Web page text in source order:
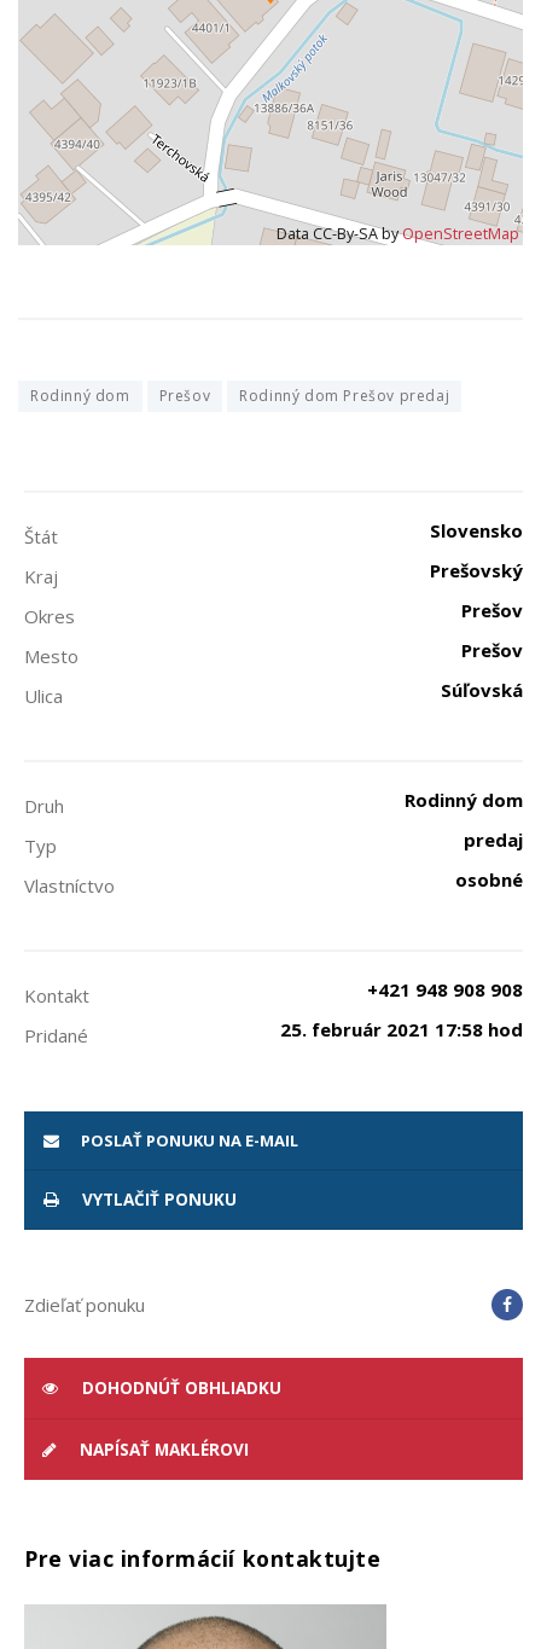
Data CC-By-SA byOpenStreetMap
Rodinný dom Prešov Rodinný dom Prešov predaj
Štát
Slovensko
Kraj
Prešovský
Okres
Prešov
Mesto
Prešov
Ulica
Súľovská
Druh
Rodinný dom
Typ
predaj
Vlastníctvo
osobné
Kontakt
+421 948 908 908
Pridané
25. február 2021 17:58 hod
POSLAŤ PONUKU NA E-MAIL
VYTLAČIŤ PONUKU
Zdieľať ponuku
DOHODNÚŤ OBHLIADKU
NAPÍSAŤ MAKLÉROVI
Pre viac informácií kontaktujte